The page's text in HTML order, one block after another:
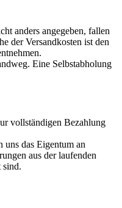
anders angegeben, fallen
der Versandkosten ist den
Eine Selbstabholung
vollständigen Bezahlung
uns das Eigentum an
aus der laufenden
sind.